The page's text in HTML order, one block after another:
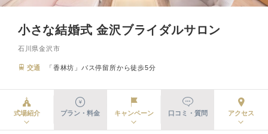
小さな結婚式 金沢ブライダルサロン
石川県金沢市
交通 「香林坊」バス停留所から徒歩5分
式場紹介 プラン・料金 キャンペーン 口コミ・質問 アクセス